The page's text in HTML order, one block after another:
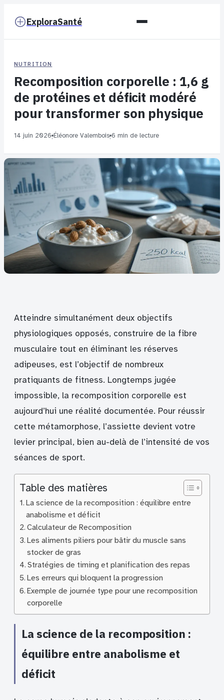
ExploraSanté
NUTRITION
Recomposition corporelle : 1,6 g
de protéines et déficit modéré
pour transformer son physique
14 juin 2026·Éléonore Valembois·6 min de lecture
Atteindre simultanément deux objectifs
physiologiques opposés, construire de la fibre
musculaire tout en éliminant les réserves
adipeuses, est l’objectif de nombreux
pratiquants de fitness. Longtemps jugée
impossible, la recomposition corporelle est
aujourd’hui une réalité documentée. Pour réussir
cette métamorphose, l’assiette devient votre
levier principal, bien au-delà de l’intensité de vos
séances de sport.
Table des matières
La science de la recomposition : équilibre entre
anabolisme et déficit
Calculateur de Recomposition
Les aliments piliers pour bâtir du muscle sans
stocker de gras
Stratégies de timing et planification des repas
Les erreurs qui bloquent la progression
Exemple de journée type pour une recomposition
corporelle
La science de la recomposition :
équilibre entre anabolisme et
déficit